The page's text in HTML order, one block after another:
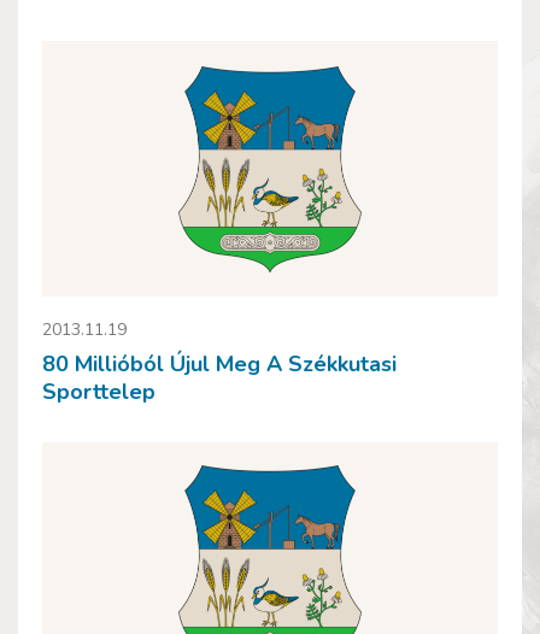
2013.11.19
80 Millióból Újul Meg A Székkutasi
Sporttelep